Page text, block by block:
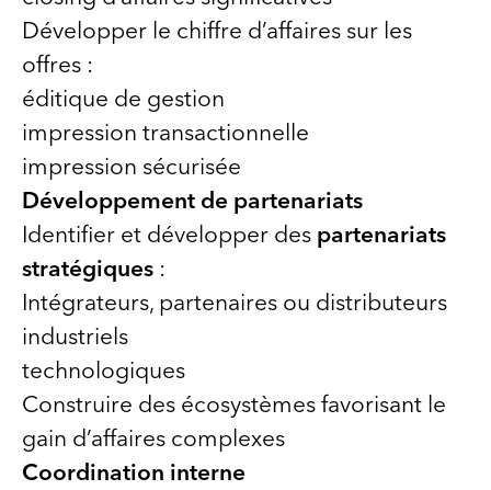
Développer le chiffre d’affaires sur les
offres :
éditique de gestion
impression transactionnelle
impression sécurisée
Développement de partenariats
Identifier et développer des partenariats
stratégiques :
Intégrateurs, partenaires ou distributeurs
industriels
technologiques
Construire des écosystèmes favorisant le
gain d’affaires complexes
Coordination interne